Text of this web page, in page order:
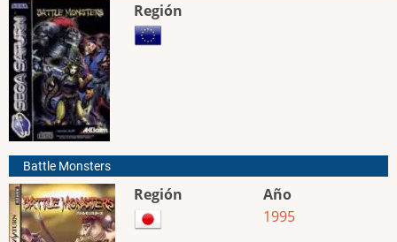
Región
Battle Monsters
Región
Año
1995